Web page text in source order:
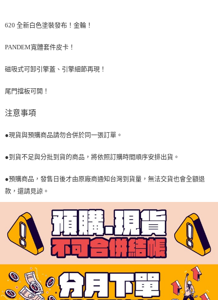
620 全新白色塗裝發布！金輪！
PANDEM寬體套件皮卡！
磁吸式可卸引擎蓋、引擎細節再現！
尾門擋板可開！
注意事項
●現貨與預購商品請勿合併於同一張訂單。
●到貨不足與分批到貨的商品，將依照訂購時間順序安排出貨。
●預購商品，發售日後才由原廠商通知台灣到貨量，無法交貨也會全額退
款，還請見諒。